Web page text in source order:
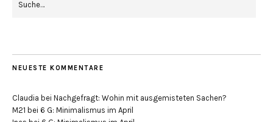
NEUESTE KOMMENTARE
Claudia bei Nachgefragt: Wohin mit ausgemisteten Sachen?
M21 bei 6 G: Minimalismus im April